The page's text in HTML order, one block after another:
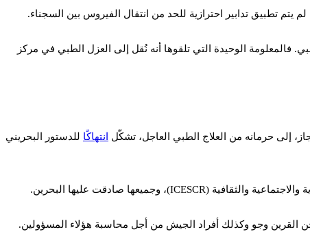
فالمعلومة الوحيدة التي تلقوها أنه نُقل إلى العزل الطبي في مركز
إلى حرمانه من العلاج الطبي العاجل، تشكّل انتهاكًا للدستور البحريني
القرين وجو وكذلك أفراد الجيش من أجل محاسبة هؤلاء المسؤولين.